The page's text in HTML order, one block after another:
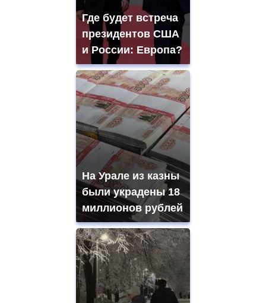
Где будет встреча
президентов США
и России: Европа?
На Урале из казны
были украдены 18
миллионов рублей